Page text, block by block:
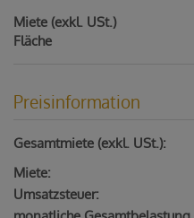
Miete (exkl. USt.)
Fläche
Preisinformation
Gesamtmiete (exkl. USt.):
Miete:
Umsatzsteuer: